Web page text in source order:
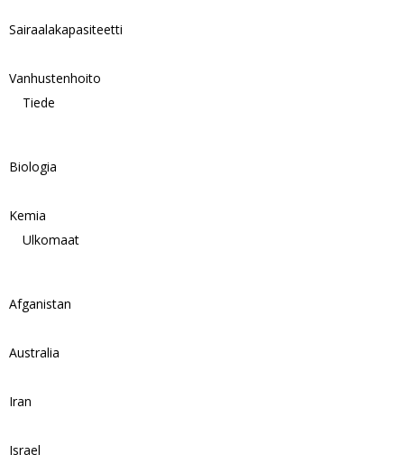
Sairaalakapasiteetti
Vanhustenhoito
Tiede
Biologia
Kemia
Ulkomaat
Afganistan
Australia
Iran
Israel